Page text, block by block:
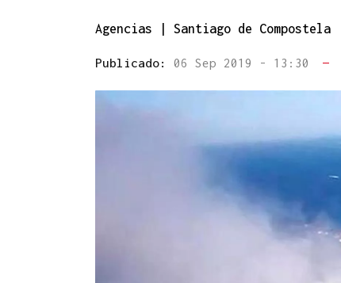
Agencias | Santiago de Compostela
Publicado: 06 Sep 2019 - 13:30 —